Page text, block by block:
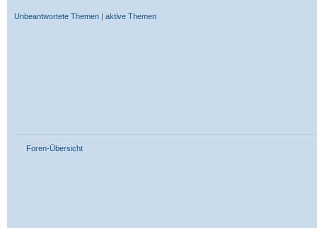
Unbeantwortete Themen | aktive Themen
Foren-Übersicht